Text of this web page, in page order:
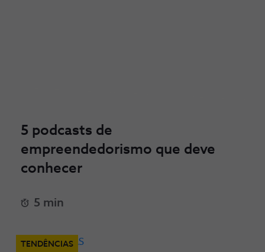
5 podcasts de
empreendedorismo que deve
conhecer
5 min
TENDÊNCIAS